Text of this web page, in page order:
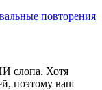
повторения
слопа. Хотя
поэтому ваш